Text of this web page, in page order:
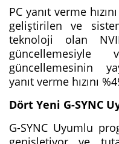
PC yanıt verme
geliştirilen ve
teknoloji olan
güncellemesinin
yanıt verme hızını
Dört Yeni G-SYNC
G-SYNC Uyumlu